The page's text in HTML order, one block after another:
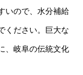
いので、水分補給
ください。巨大な
、岐阜の伝統文化